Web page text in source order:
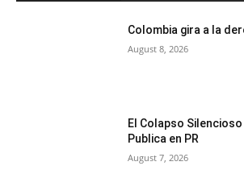
Colombia gira a la
August 8, 2026
El Colapso
Publica en PR
August 7, 2026